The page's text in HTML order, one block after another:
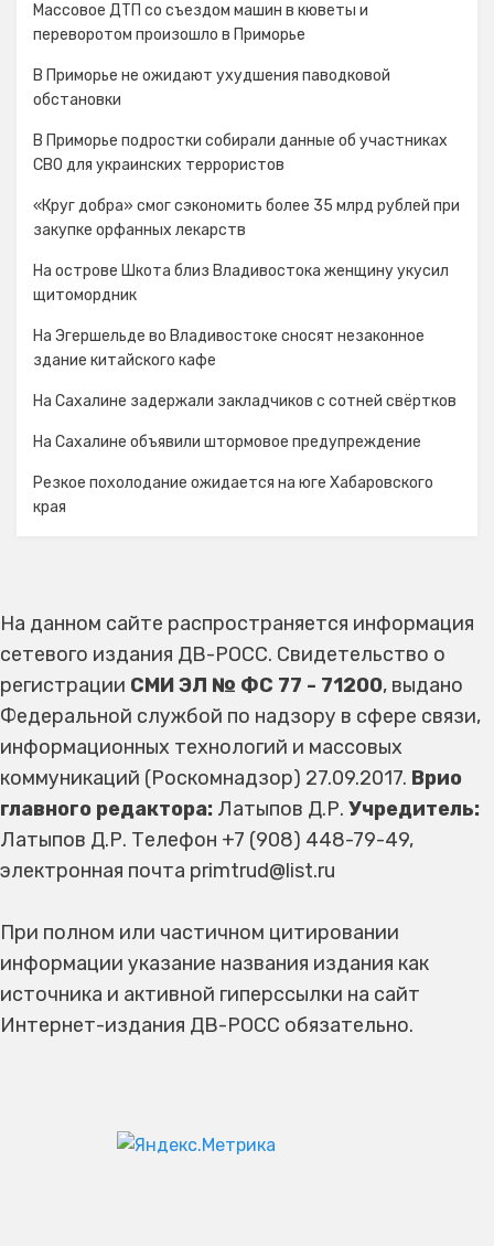
Массовое ДТП со съездом машин в кюветы и
переворотом произошло в Приморье
В Приморье не ожидают ухудшения паводковой
обстановки
В Приморье подростки собирали данные об участниках
СВО для украинских террористов
«Круг добра» смог сэкономить более 35 млрд рублей при
закупке орфанных лекарств
На острове Шкота близ Владивостока женщину укусил
щитомордник
На Эгершельде во Владивостоке сносят незаконное
здание китайского кафе
На Сахалине задержали закладчиков с сотней свёртков
На Сахалине объявили штормовое предупреждение
Резкое похолодание ожидается на юге Хабаровского
края
На данном сайте распространяется информация
сетевого издания ДВ-РОСС. Свидетельство о
регистрации СМИ ЭЛ № ФС 77 - 71200, выдано
Федеральной службой по надзору в сфере связи,
информационных технологий и массовых
коммуникаций (Роскомнадзор) 27.09.2017. Врио
главного редактора: Латыпов Д.Р. Учредитель:
Латыпов Д.Р. Телефон +7 (908) 448-79-49,
электронная почта primtrud@list.ru
При полном или частичном цитировании
информации указание названия издания как
источника и активной гиперссылки на сайт
Интернет-издания ДВ-РОСС обязательно.